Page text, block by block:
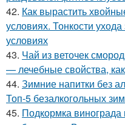
42. Как вырастить
условиях. Тонкости
условиях
43. Чай из веточек
— лечебные свойства,
44. Зимние напитки без
Топ-5 безалкогольных
45. Подкормка